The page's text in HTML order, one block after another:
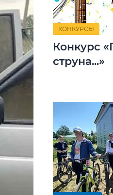
КОНКУРСЫ
Конкурс
струна...»